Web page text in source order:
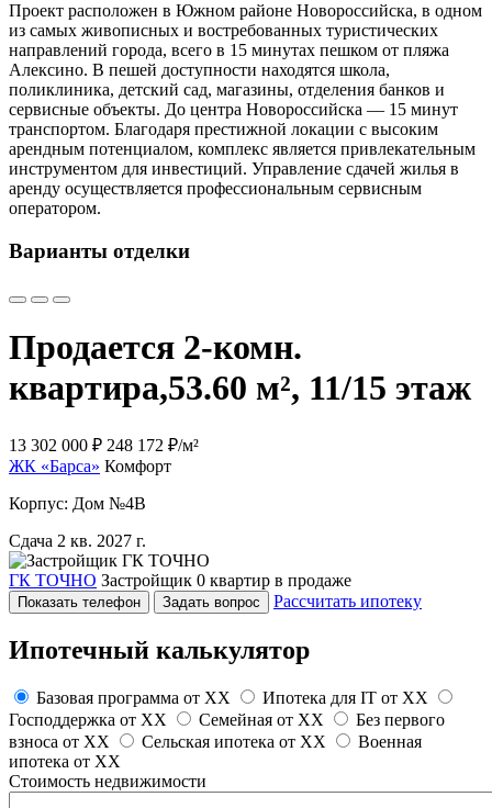
Проект расположен в Южном районе Новороссийска, в одном
из самых живописных и востребованных туристических
направлений города, всего в 15 минутах пешком от пляжа
Алексино. В пешей доступности находятся школа,
поликлиника, детский сад, магазины, отделения банков и
сервисные объекты. До центра Новороссийска — 15 минут
транспортом. Благодаря престижной локации с высоким
арендным потенциалом, комплекс является привлекательным
инструментом для инвестиций. Управление сдачей жилья в
аренду осуществляется профессиональным сервисным
оператором.
Варианты отделки
Продается 2-комн.
квартира,53.60 м², 11/15 этаж
13 302 000 ₽ 248 172 ₽/м²
ЖК «Барса» Комфорт
Корпус: Дом №4В
Сдача 2 кв. 2027 г.
ГК ТОЧНО Застройщик 0 квартир в продаже
Показать телефон Задать вопрос Рассчитать ипотеку
Ипотечный калькулятор
Базовая программа от XX Ипотека для IT от XX
Господдержка от XX Семейная от XX
Без первого
взноса от XX Сельская ипотека от XX
Военная
ипотека от XX
Стоимость недвижимости